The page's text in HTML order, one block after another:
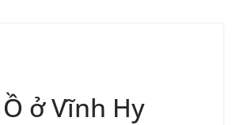
ở Vĩnh Hy